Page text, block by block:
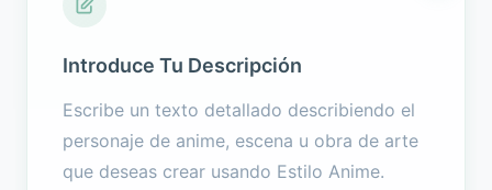
Introduce Tu Descripción
Escribe un texto detallado describiendo el
personaje de anime, escena u obra de arte
que deseas crear usando Estilo Anime.